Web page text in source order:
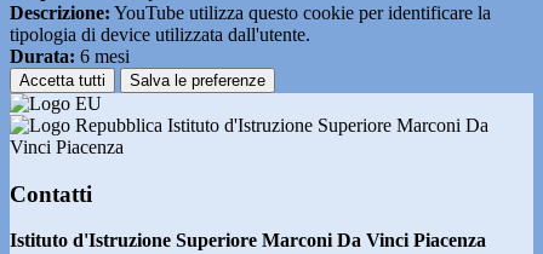
Descrizione: YouTube utilizza questo cookie per identificare la
tipologia di device utilizzata dall'utente.
Durata: 6 mesi
Accetta tutti Salva le preferenze
Istituto d'Istruzione Superiore Marconi Da
Vinci Piacenza
Contatti
Istituto d'Istruzione Superiore Marconi Da Vinci Piacenza